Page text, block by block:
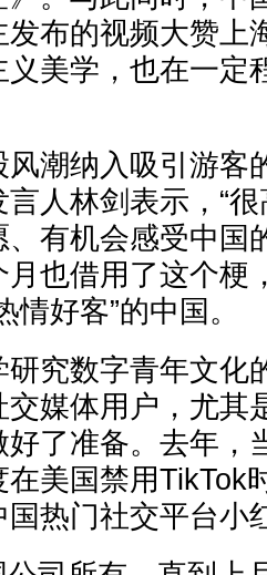
发布的视频大赞上
美学，也在一定
潮纳入吸引游客
人林剑表示，“
有机会感受中国
也借用了这个梗
好客”的中国。
究数字青年文化
媒体用户，尤其
了准备。去年，
在美国禁用TikTok
热门社交平台小